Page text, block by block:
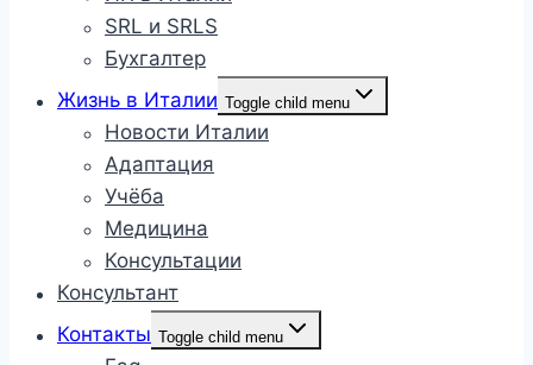
SRL и SRLS
Бухгалтер
Жизнь в Италии Toggle child menu
Новости Италии
Адаптация
Учёба
Медицина
Консультации
Консультант
Контакты Toggle child menu